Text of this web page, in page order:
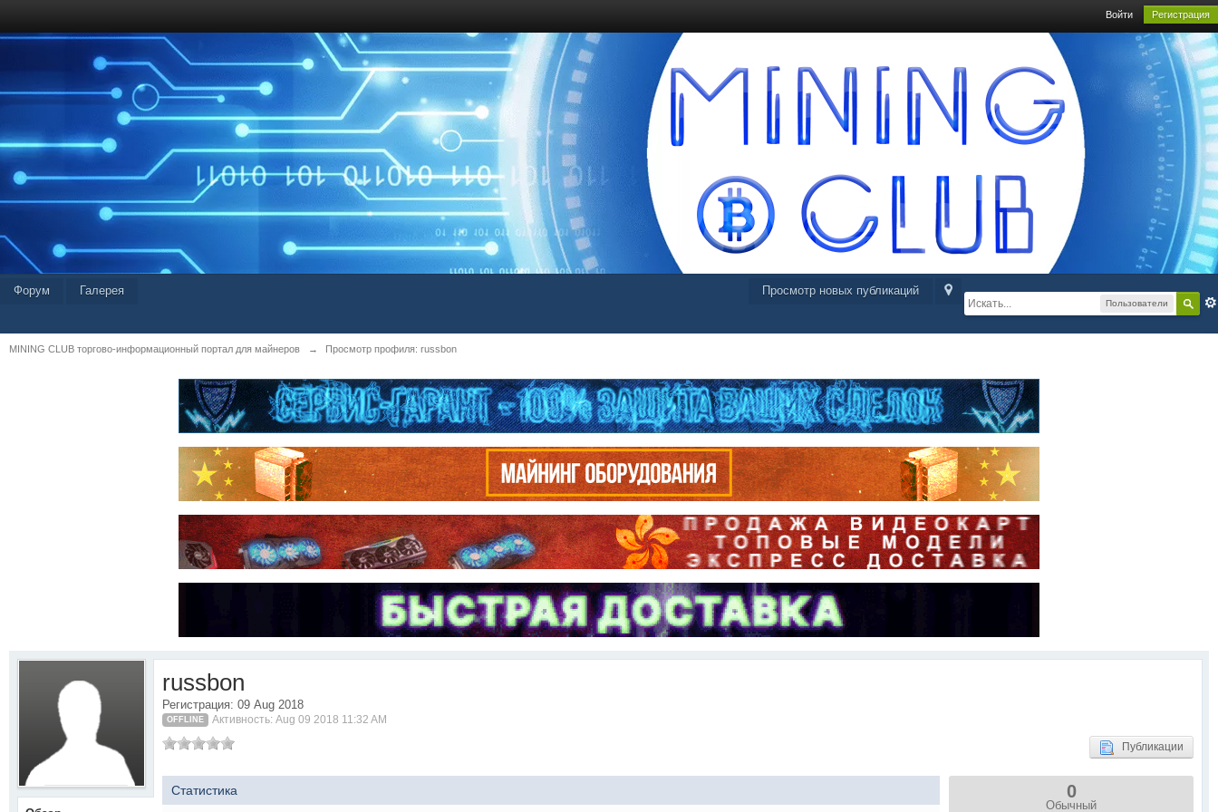
Войти Регистрация
Пользователи
Просмотр новых публикаций
Форум Галерея
MINING CLUB торгово-информационный портал для майнеров → Просмотр профиля: russbon
russbon
Регистрация: 09 Aug 2018
OFFLINE Активность: Aug 09 2018 11:32 AM
Публикации
Статистика 0
Обычный